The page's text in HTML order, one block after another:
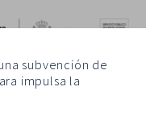
subvención de
impulsa la